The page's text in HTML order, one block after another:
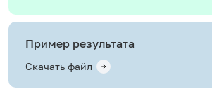
Пример результата
Скачать файл